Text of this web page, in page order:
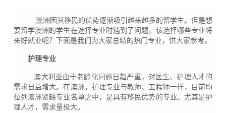
澳洲因其移民的优势逐渐吸引越来越多的留学生。但是想
要留学澳洲的学生在选择专业时遇到了问题，该选择哪些专业将
来好就业呢？下面是我们为大家总结的热门专业，供大家参考。
护理专业
澳大利亚由于老龄化问题日趋严重，对医生、护理人才的
需求日益增大。在澳洲，护理专业与教师、工程师一样，目前均
位列澳洲紧缺专业名单之中，是具有移民优势的专业。尤其是护
理人才，需求量极大。